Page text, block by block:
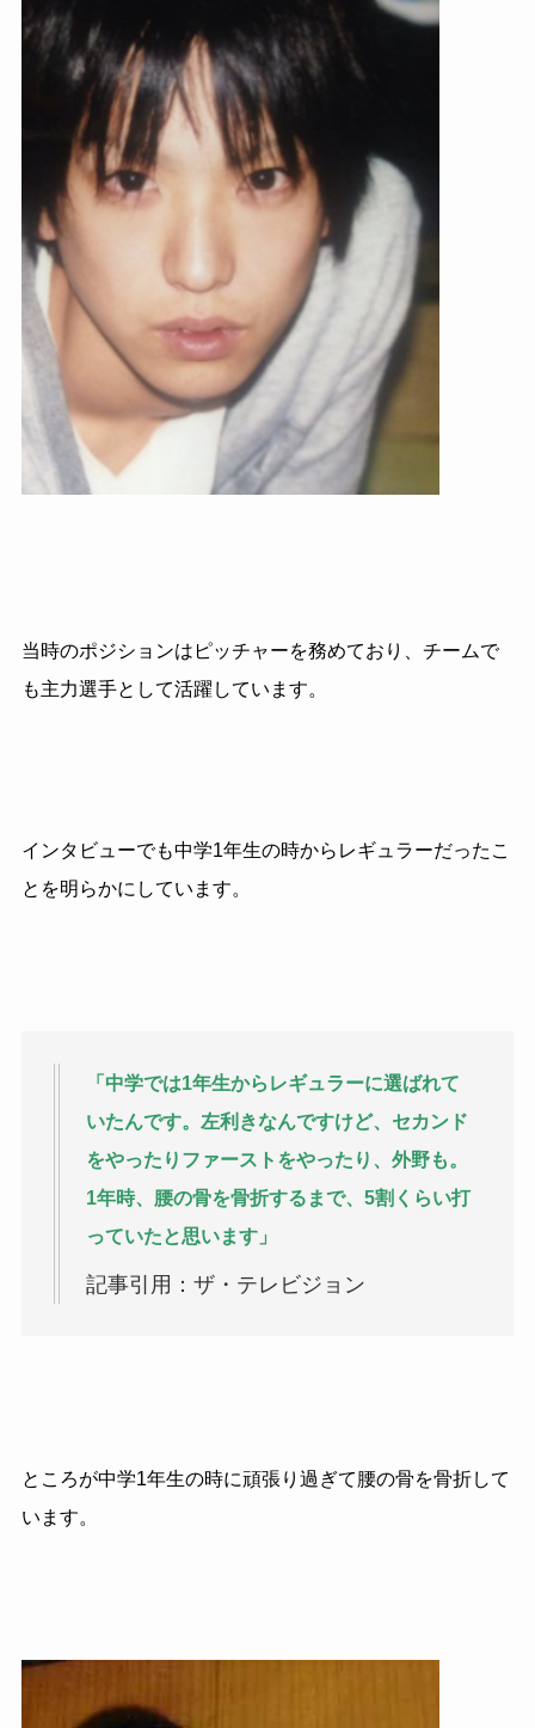
当時のポジションはピッチャーを務めており、チームで
も主力選手として活躍しています。
インタビューでも中学1年生の時からレギュラーだったこ
とを明らかにしています。
「中学では1年生からレギュラーに選ばれて
いたんです。左利きなんですけど、セカンド
をやったりファーストをやったり、外野も。
1年時、腰の骨を骨折するまで、5割くらい打
っていたと思います」
記事引用：ザ・テレビジョン
ところが中学1年生の時に頑張り過ぎて腰の骨を骨折して
います。